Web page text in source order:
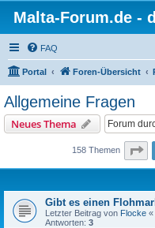
Malta-Forum.de -
FAQ
Portal Foren-Übersicht
Allgemeine Fragen
Neues Thema
158 Themen
Gibt es einen
Letzter Beitrag von Flocke «
Antworten: 3